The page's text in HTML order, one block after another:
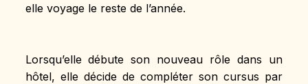
elle voyage le reste de l’année.
Lorsqu’elle débute son nouveau rôle dans un
hôtel, elle décide de compléter son cursus par